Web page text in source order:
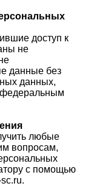
доступ к
не
данные без
данных,
федеральным
любые
вопросам,
с помощью